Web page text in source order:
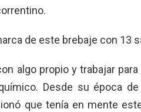
de este brebaje con 13
algo propio y trabajar para
Desde su época
que tenía en mente